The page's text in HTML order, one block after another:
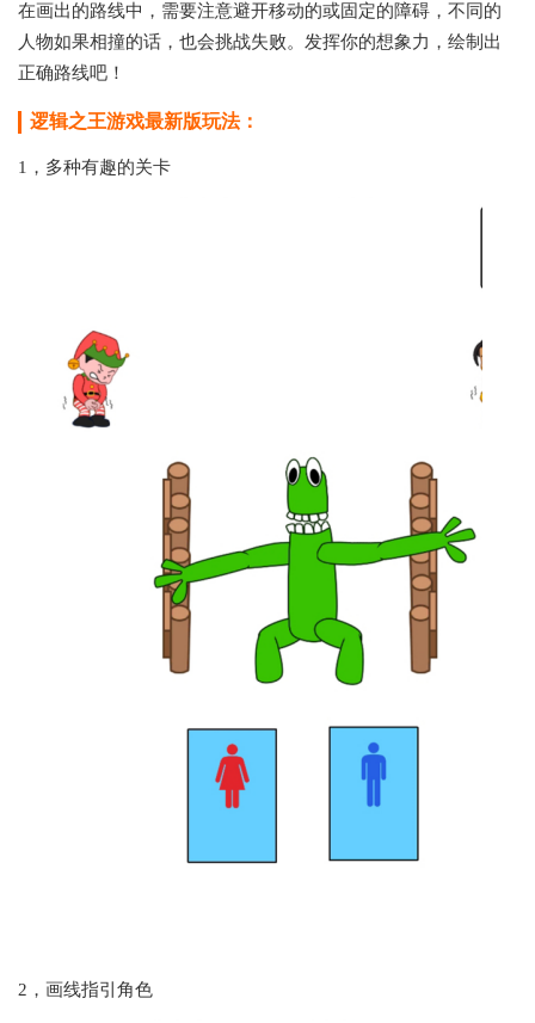
在画出的路线中，需要注意避开移动的或固定的障碍，不同的
人物如果相撞的话，也会挑战失败。发挥你的想象力，绘制出
正确路线吧！
逻辑之王游戏最新版玩法：
1，多种有趣的关卡
2，画线指引角色